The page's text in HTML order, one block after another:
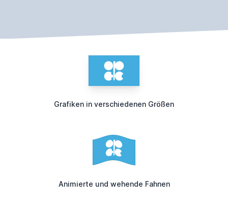
Grafiken in verschiedenen Größen
Animierte und wehende Fahnen